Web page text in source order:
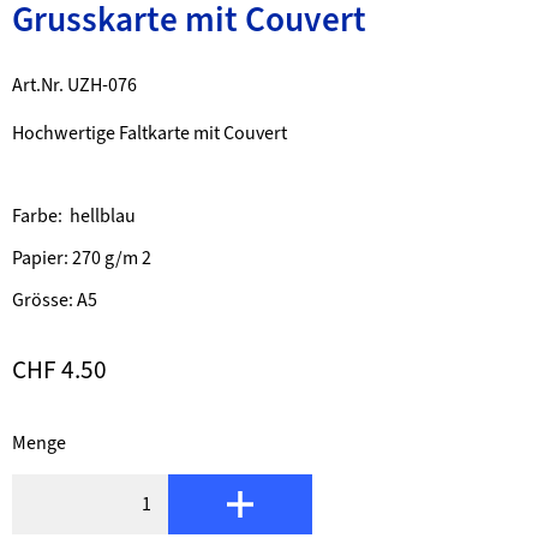
Grusskarte mit Couvert
Art.Nr. UZH-076
Hochwertige Faltkarte mit Couvert
Farbe: hellblau
Papier: 270 g/m 2
Grösse: A5
CHF 4.50
Menge